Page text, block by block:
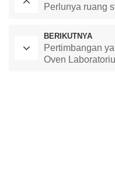
Perlunya ruang
BERIKUTNYA
Pertimbangan
Oven